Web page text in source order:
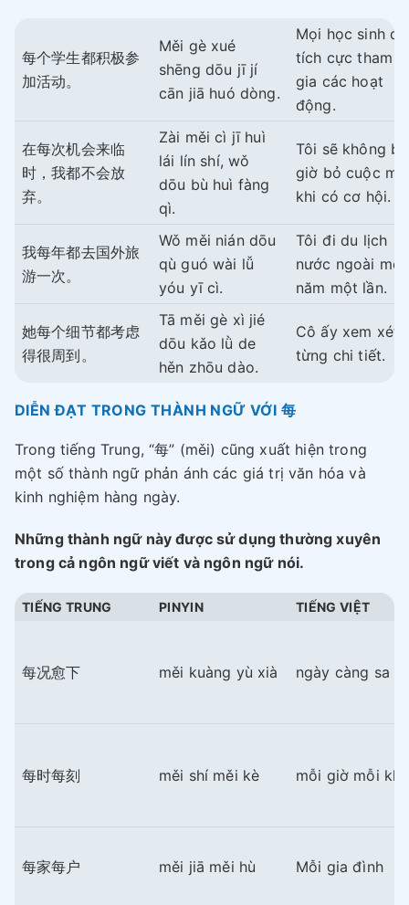
每个学生都积极参
加活动。
Měi gè xué
shēng dōu jī jí
cān jiā huó dòng.
Mọi học sinh
tích cực tham
gia các hoạt
động.
在每次机会来临
时，我都不会放
弃。
Zài měi cì jī huì
lái lín shí, wǒ
dōu bù huì fàng
qì.
Tôi sẽ không
giờ bỏ cuộc
khi có cơ hội.
我每年都去国外旅
游一次。
Wǒ měi nián dōu
qù guó wài lǚ
yóu yī cì.
Tôi đi du lịch
nước ngoài mỗi
năm một lần.
她每个细节都考虑
得很周到。
Tā měi gè xì jié
dōu kǎo lǜ de
hěn zhōu dào.
Cô ấy xem xét
từng chi tiết.
DIỄN ĐẠT TRONG THÀNH NGỮ VỚI 每
Trong tiếng Trung, “每” (měi) cũng xuất hiện trong
một số thành ngữ phản ánh các giá trị văn hóa và
kinh nghiệm hàng ngày.
Những thành ngữ này được sử dụng thường xuyên
trong cả ngôn ngữ viết và ngôn ngữ nói.
TIẾNG TRUNG PINYIN TIẾNG VIỆT
每况愈下 měi kuàng yù xià ngày càng sa
每时每刻 měi shí měi kè mỗi giờ mỗi
每家每户 měi jiā měi hù Mỗi gia đình